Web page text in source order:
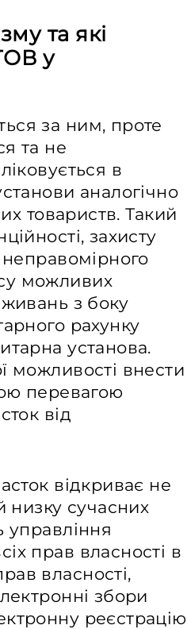
та які
у
за ним, проте
та не
в
аналогічно
товариств. Такий
захисту
можливих
з боку
рахунку
установа.
можливості внести
перевагою
від
відкриває не
низку сучасних
управління
прав власності в
власності,
збори
реєстрацію